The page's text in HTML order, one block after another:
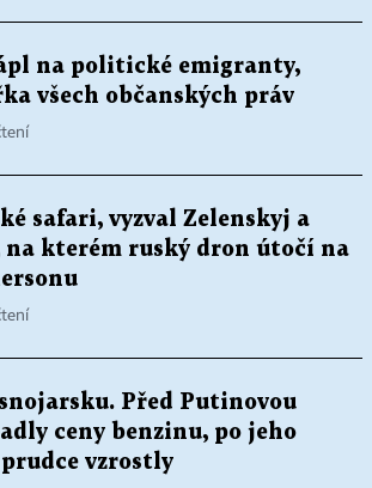
na politické emigranty,
všech občanských práv
safari, vyzval Zelenskyj a
na kterém ruský dron útočí na
Před Putinovou
ceny benzinu, po jeho
prudce vzrostly